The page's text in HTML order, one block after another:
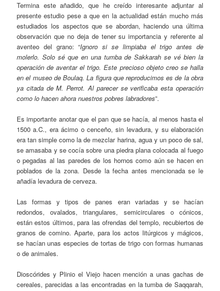
Termina este añadido, que he creído interesante adjuntar al
presente estudio pese a que en la actualidad están mucho más
estudiados los aspectos que se abordan, haciendo una última
observación que no deja de tener su importancia y referente al
aventeo del grano: “Ignoro si se limpiaba el trigo antes de
molerlo. Solo sé que en una tumba de Sakkarah se vé bien la
operación de aventar el trigo. Este precioso objeto creo se halla
en el museo de Boulaq. La figura que reproducimos es de la obra
ya citada de M. Perrot. Al parecer se verificaba esta operación
como lo hacen ahora nuestros pobres labradores”.
Es importante anotar que el pan que se hacía, al menos hasta el
1500 a.C., era ácimo o cenceño, sin levadura, y su elaboración
era tan simple como la de mezclar harina, agua y un poco de sal,
se amasaba y se cocía sobre una piedra plana colocada al fuego
o pegadas al las paredes de los hornos como aún se hacen en
poblados de la zona. Desde la fecha antes mencionada se le
añadía levadura de cerveza.
Las formas y tipos de panes eran variadas y se hacían
redondos, ovalados, triangulares, semicirculares o cónicos,
están estos últimos, para las ofrendas del templo, recubiertos de
granos de comino. Aparte, para los actos litúrgicos y mágicos,
se hacían unas especies de tortas de trigo con formas humanas
o de animales.
Dioscórides y Plinio el Viejo hacen mención a unas gachas de
cereales, parecidas a las encontradas en la tumba de Saqqarah,